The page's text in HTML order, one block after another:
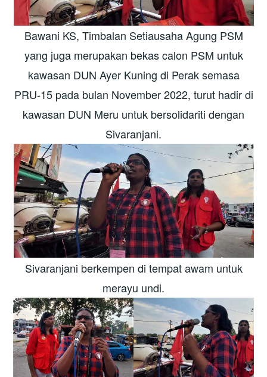
Bawani KS, Timbalan Setiausaha Agung PSM
yang juga merupakan bekas calon PSM untuk
kawasan DUN Ayer Kuning di Perak semasa
PRU-15 pada bulan November 2022, turut hadir di
kawasan DUN Meru untuk bersolidariti dengan
Sivaranjani.
Sivaranjani berkempen di tempat awam untuk
merayu undi.